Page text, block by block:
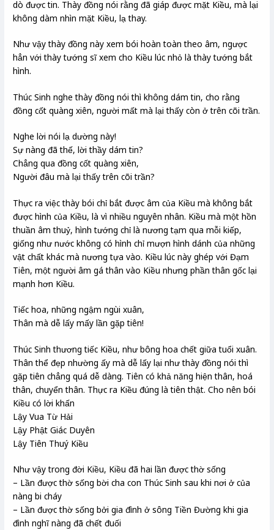
dò được tin. Thày đồng nói rằng đã giáp được mặt Kiều, mà lại
không dàm nhìn mặt Kiều, lạ thay.
Như vậy thày đồng này xem bói hoàn toàn theo âm, ngược
hẳn với thày tướng sĩ xem cho Kiều lúc nhỏ là thày tướng bắt
hình.
Thúc Sinh nghe thày đồng nói thì không dám tin, cho rằng
đồng cốt quàng xiên, người mất mà lại thấy còn ở trên cõi trần.
Nghe lời nói lạ dường này!
Sự nàng đã thế, lời thầy dám tin?
Chẳng qua đồng cốt quàng xiên,
Người đâu mà lại thấy trên cõi trần?
Thực ra việc thày bói chỉ bắt được âm của Kiều mà không bắt
được hình của Kiều, là vì nhiều nguyên nhân. Kiều mà một hồn
thuần âm thuỷ, hình tướng chỉ là nương tạm qua mỗi kiếp,
giống như nước không có hình chỉ mượn hình dánh của những
vật chất khác mà nương tựa vào. Kiều lúc này ghép với Đạm
Tiên, một người âm gá thân vào Kiều nhưng phần thân gốc lại
mạnh hơn Kiều.
Tiếc hoa, những ngậm ngùi xuân,
Thân mà dễ lấy mấy lần gặp tiên!
Thúc Sinh thương tiếc Kiều, như bông hoa chết giữa tuổi xuân.
Thân thể đẹp nhường ấy mà dễ lấy lại như thày đồng nói thì
gặp tiên chẳng quá dễ dàng. Tiên có khả năng hiện thân, hoá
thân, chuyển thân. Thực ra Kiều đúng là tiên thật. Cho nên bói
Kiều có lời khấn
Lậy Vua Từ Hải
Lậy Phật Giác Duyên
Lậy Tiên Thuý Kiều
Như vậy trong đời Kiều, Kiều đã hai lần được thờ sống
– Lần được thờ sống bời cha con Thúc Sinh sau khi nơi ở của
nàng bi cháy
– Lần được thờ sống bởi gia đình ở sông Tiền Đường khi gia
đình nghĩ nàng đã chết đuối